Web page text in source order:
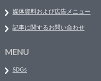
媒体資料および広告メニュー
記事に関するお問い合わせ
MENU
SDGs